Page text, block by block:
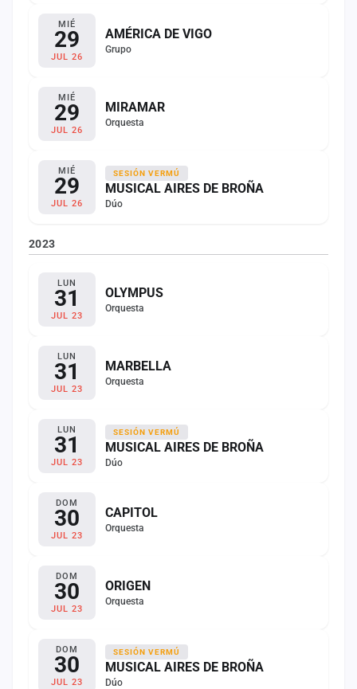
MIÉ
29
JUL 26
AMÉRICA DE VIGO
Grupo
MIÉ
29
JUL 26
MIRAMAR
Orquesta
MIÉ
29
JUL 26
SESIÓN VERMÚ
MUSICAL AIRES DE BROÑA
Dúo
2023
LUN
31
JUL 23
OLYMPUS
Orquesta
LUN
31
JUL 23
MARBELLA
Orquesta
LUN
31
JUL 23
SESIÓN VERMÚ
MUSICAL AIRES DE BROÑA
Dúo
DOM
30
JUL 23
CAPITOL
Orquesta
DOM
30
JUL 23
ORIGEN
Orquesta
DOM
30
JUL 23
SESIÓN VERMÚ
MUSICAL AIRES DE BROÑA
Dúo